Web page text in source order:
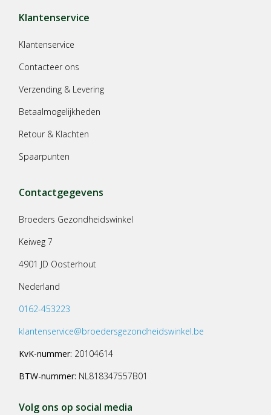
Klantenservice
Klantenservice
Contacteer ons
Verzending & Levering
Betaalmogelijkheden
Retour & Klachten
Spaarpunten
Contactgegevens
Broeders Gezondheidswinkel
Keiweg 7
4901 JD Oosterhout
Nederland
0162-453223
klantenservice@broedersgezondheidswinkel.be
KvK-nummer: 20104614
BTW-nummer: NL818347557B01
Volg ons op social media